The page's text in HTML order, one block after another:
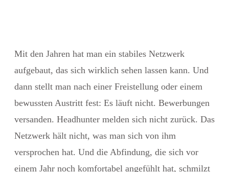
Mit den Jahren hat man ein stabiles Netzwerk
aufgebaut, das sich wirklich sehen lassen kann. Und
dann stellt man nach einer Freistellung oder einem
bewussten Austritt fest: Es läuft nicht. Bewerbungen
versanden. Headhunter melden sich nicht zurück. Das
Netzwerk hält nicht, was man sich von ihm
versprochen hat. Und die Abfindung, die sich vor
einem Jahr noch komfortabel angefühlt hat, schmilzt